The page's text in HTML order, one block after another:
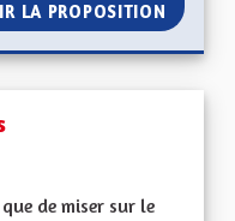
LA PROPOSITION AVOIR
de miser sur le